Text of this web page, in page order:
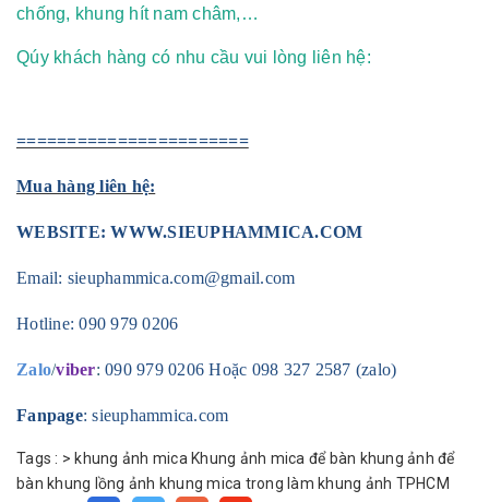
chống, khung hít nam châm,…
Qúy khách hàng có nhu cầu vui lòng liên hệ:
=======================
Mua hàng liên hệ:
WEBSITE:WWW.SIEUPHAMMICA.COM
Email: sieuphammica.com@gmail.com
Hotline:090 979 0206
Zalo/viber: 090 979 0206 Hoặc 098 327 2587 (zalo)
Fanpage: sieuphammica.com
Tags : > khung ảnh mica Khung ảnh mica để bàn khung ảnh để
bàn khung lồng ảnh khung mica trong làm khung ảnh TPHCM